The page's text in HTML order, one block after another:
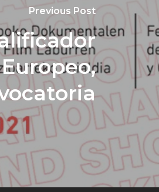
Previous Post